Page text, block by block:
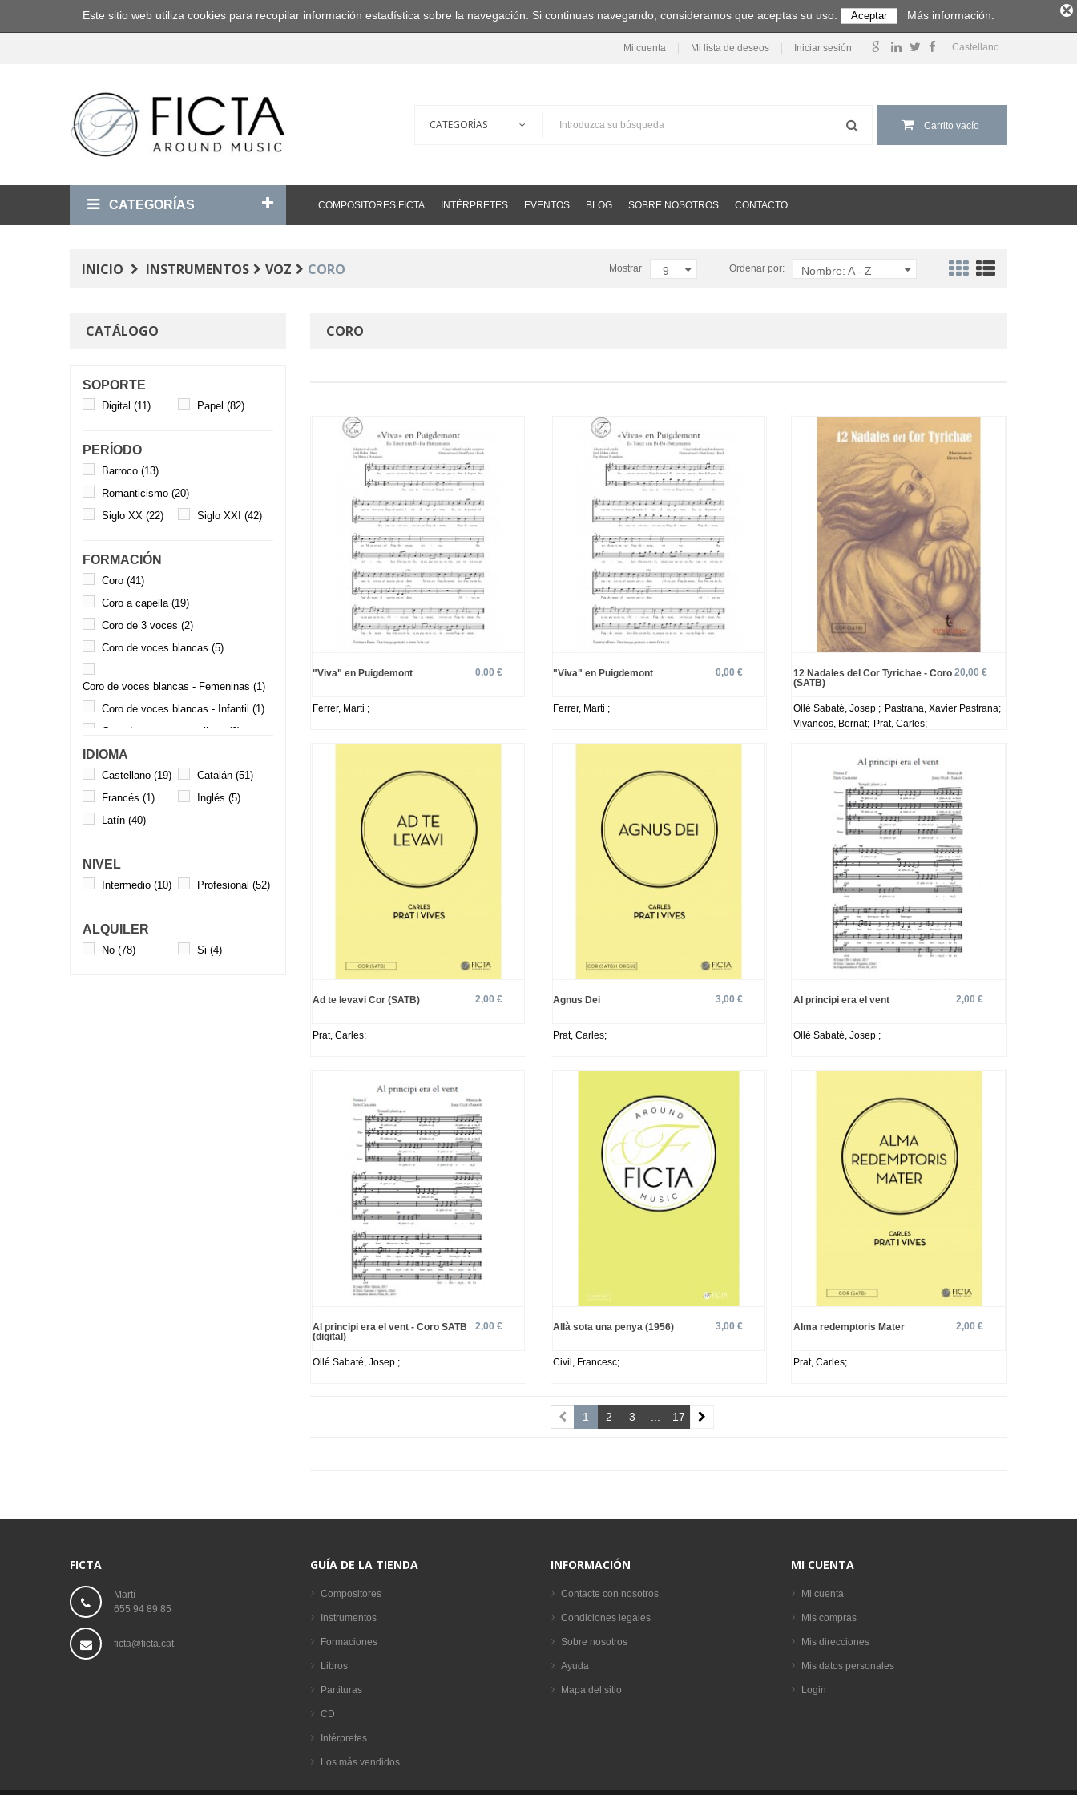
Castellano
Mi cuenta Mi lista de deseos Iniciar sesión
Carrito vacío
CATEGORÍAS COMPOSITORES FICTA INTÉRPRETES EVENTOS BLOG SOBRE NOSOTROS CONTACTO
INICIO INSTRUMENTOS VOZ CORO Ordenar por: Nombre: A - Z
Mostrar 9
CATÁLOGO
SOPORTE
Digital (11) Papel (82)
PERÍODO
Barroco (13)
Romanticismo (20)
Siglo XX (22) Siglo XXI (42)
FORMACIÓN
Coro (41)
Coro a capella(19)
Coro de 3 voces (2)
Coro de voces blancas (5)
Coro de voces blancas - Femeninas (1)
Coro de voces blancas - Infantil (1)
Coro de voces masculinas
(6)
Coro mixto
Coro unísono(1)
Coro y acompañamiento(57)
Coro y orquesta
Cámara instrumental - Cuarteto de
IDIOMA
Castellano (19) Catalán (51)
Francés (1) Inglés (5)
Latín (40)
NIVEL
Intermedio (10) Profesional (52)
ALQUILER
No (78) Si (4)
CORO
"Viva" en Puigdemont 0,00 €
Ferrer, Marti ;
"Viva" en Puigdemont 0,00 €
Ferrer, Marti ;
12 Nadales del Cor Tyrichae - Coro
(SATB)
20,00 €
Ollé Sabaté, Josep ; Pastrana, Xavier Pastrana;
Vivancos, Bernat; Prat, Carles;
Ad te levavi Cor (SATB) 2,00 €
Prat, Carles;
Agnus Dei 3,00 €
Prat, Carles;
Al principi era el vent 2,00 €
Ollé Sabaté, Josep ;
Al principi era el vent - Coro SATB
(digital)
2,00 €
Ollé Sabaté, Josep ;
Allà sota una penya (1956) 3,00 €
Civil, Francesc;
Alma redemptoris Mater 2,00 €
Prat, Carles;
1 2 3 ... 17
FICTA
Martí
655 94 89 85
ficta@ficta.cat
GUÍA DE LA TIENDA
Compositores
Instrumentos
Formaciones
Libros
Partituras
CD
Intérpretes
Los más vendidos
INFORMACIÓN
Contacte con nosotros
Condiciones legales
Sobre nosotros
Ayuda
Mapa del sitio
MI CUENTA
Mi cuenta
Mis compras
Mis direcciones
Mis datos personales
Login
Este sitio web utiliza cookies para recopilar información estadística sobre la navegación. Si continuas navegando, consideramos que aceptas su uso. Aceptar Más información.